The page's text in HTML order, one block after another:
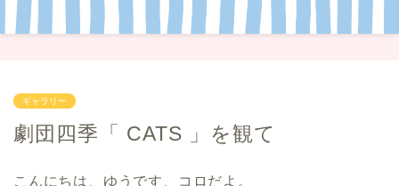
ギャラリー
劇団四季「 CATS 」を観て
こんにちは、ゆうです、コロだよ。